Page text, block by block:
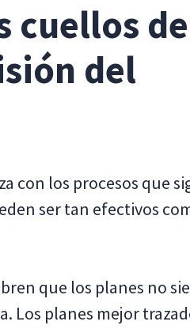
cuellos de
del
con los procesos que
ser tan efectivos
que los planes no
Los planes mejor